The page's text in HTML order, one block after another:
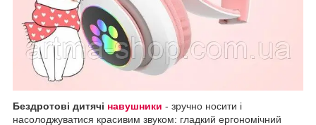
Бездротові дитячі навушники - зручно носити і
насолоджуватися красивим звуком: гладкий ергономічний